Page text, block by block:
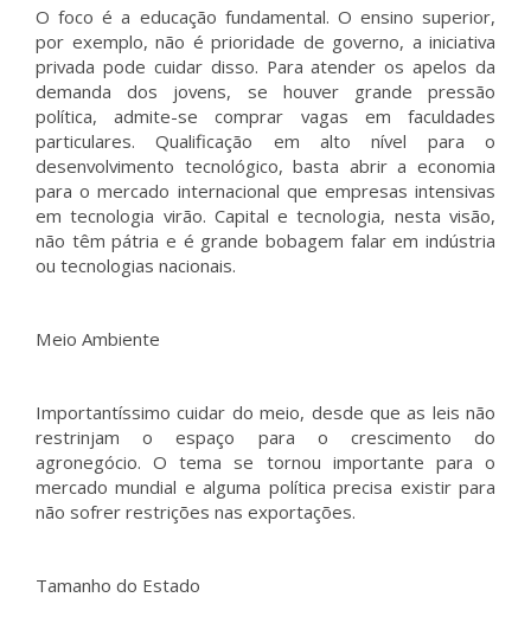
O foco é a educação fundamental. O ensino superior,
por exemplo, não é prioridade de governo, a iniciativa
privada pode cuidar disso. Para atender os apelos da
demanda dos jovens, se houver grande pressão
política, admite-se comprar vagas em faculdades
particulares. Qualificação em alto nível para o
desenvolvimento tecnológico, basta abrir a economia
para o mercado internacional que empresas intensivas
em tecnologia virão. Capital e tecnologia, nesta visão,
não têm pátria e é grande bobagem falar em indústria
ou tecnologias nacionais.
Meio Ambiente
Importantíssimo cuidar do meio, desde que as leis não
restrinjam o espaço para o crescimento do
agronegócio. O tema se tornou importante para o
mercado mundial e alguma política precisa existir para
não sofrer restrições nas exportações.
Tamanho do Estado